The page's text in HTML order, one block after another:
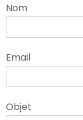
Nom
Email
Objet